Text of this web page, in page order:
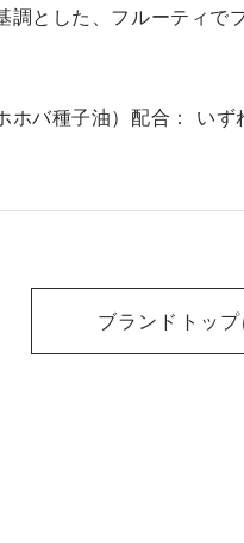
調とした、フルーティで
ホバ種子油）配合： いず
ブランドトッ